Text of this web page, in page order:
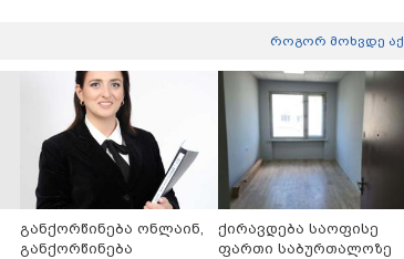
როგორ მოხვდე აქ
განქორწინება ონლაინ,
განქორწინება
ქირავდება საოფისე
ფართი საბურთალოზე